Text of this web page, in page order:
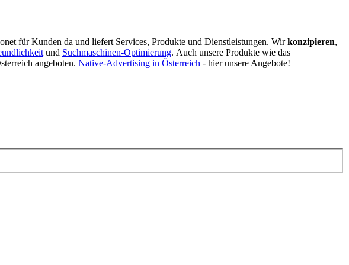
für Kunden da und liefert Services, Produkte und Dienstleistungen. Wirkonzipieren,
und Suchmaschinen-Optimierung. Auch unsere Produkte wie das
angeboten. Native-Advertising in Österreich - hier unsere Angebote!